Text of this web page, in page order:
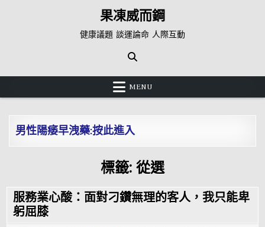
果凍威而鋼
健康議題 談運論命 人際互動
MENU
男性陽痿早洩藥:按此進入
標籤: 從選
服務業心酸：面對刁鑽無理的客人，我只能卑
躬屈膝